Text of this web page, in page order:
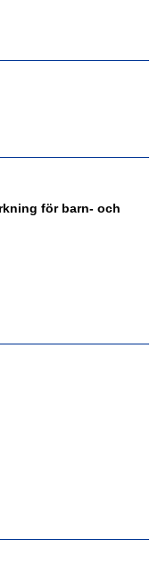
för barn- och